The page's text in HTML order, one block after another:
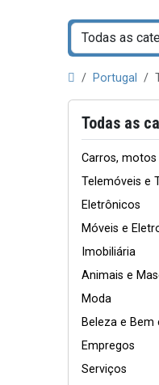
Portugal
Todas as
Carros,
Telemóveis e
Eletrônicos
Móveis e
Imobiliária
Animais e
Moda
Beleza e Bem
Empregos
Serviços